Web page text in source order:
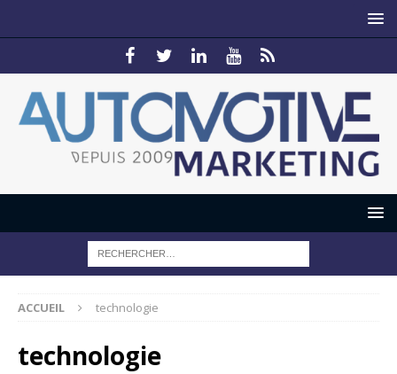
ACCUEIL technologie
technologie